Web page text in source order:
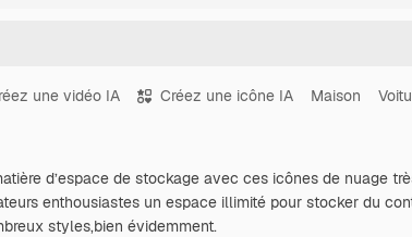
une vidéo IA Créez une icône IA Maison
d’espace de stockage avec ces icônes de nuage
enthousiastes un espace illimité pour stocker du
styles,bien évidemment.